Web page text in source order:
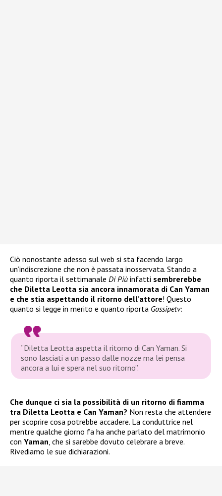
Ciò nonostante adesso sul web si sta facendo largo
un’indiscrezione che non è passata inosservata. Stando a
quanto riporta il settimanale Di Più infatti sembrerebbe
che Diletta Leotta sia ancora innamorata di Can Yaman
e che stia aspettando il ritorno dell’attore! Questo
quanto si legge in merito e quanto riporta Gossipetv:
“Diletta Leotta aspetta il ritorno di Can Yaman. Si
sono lasciati a un passo dalle nozze ma lei pensa
ancora a lui e spera nel suo ritorno”.
Che dunque ci sia la possibilità di un ritorno di fiamma
tra Diletta Leotta e Can Yaman? Non resta che attendere
per scoprire cosa potrebbe accadere. La conduttrice nel
mentre qualche giorno fa ha anche parlato del matrimonio
con Yaman , che si sarebbe dovuto celebrare a breve.
Rivediamo le sue dichiarazioni.